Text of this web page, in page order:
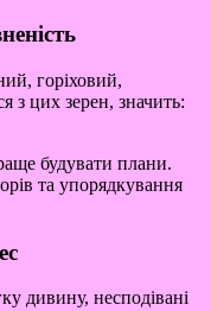
горіховий,
з цих зерен, значить:
будувати плани.
та упорядкування
дивину, несподівані